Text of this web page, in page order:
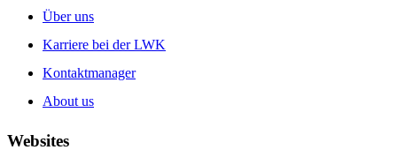
Über uns
Karriere bei der LWK
Kontaktmanager
About us
Websites